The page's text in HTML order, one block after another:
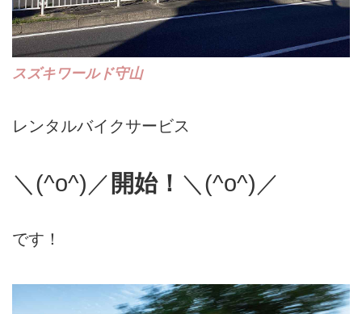
スズキワールド守山
レンタルバイクサービス
＼(^o^)／ 開始！ ＼(^o^)／
です！